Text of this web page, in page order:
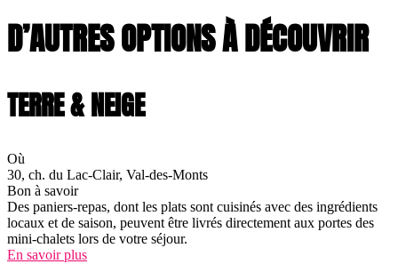
D’AUTRES OPTIONS À DÉCOUVRIR
TERRE & NEIGE
Où
30, ch. du Lac-Clair, Val-des-Monts
Bon à savoir
Des paniers-repas, dont les plats sont cuisinés avec des ingrédients
locaux et de saison, peuvent être livrés directement aux portes des
mini-chalets lors de votre séjour.
En savoir plus